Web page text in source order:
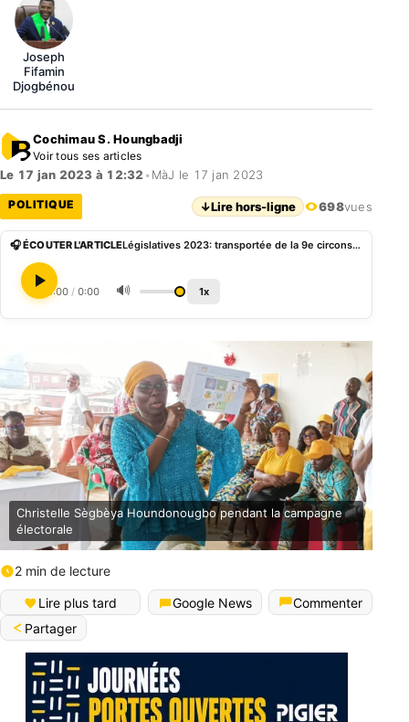
Joseph
Fifamin
Djogbénou
Cochimau S. Houngbadji
Voir tous ses articles
Le 17 jan 2023 à 12:32 • MàJ le 17 jan 2023
POLITIQUE ↓Lire hors-ligne 698vues
🎧 ÉCOUTER L'ARTICLE Législatives 2023: transportée de la 9e circonscription, Christelle Houndonougbo tombe dans la 16e
0:00 / 0:00 🔊 1x
Christelle Sègbèya Houndonougbo pendant la campagne
électorale
2 min de lecture
Lire plus tard Google News
Commenter
Partager